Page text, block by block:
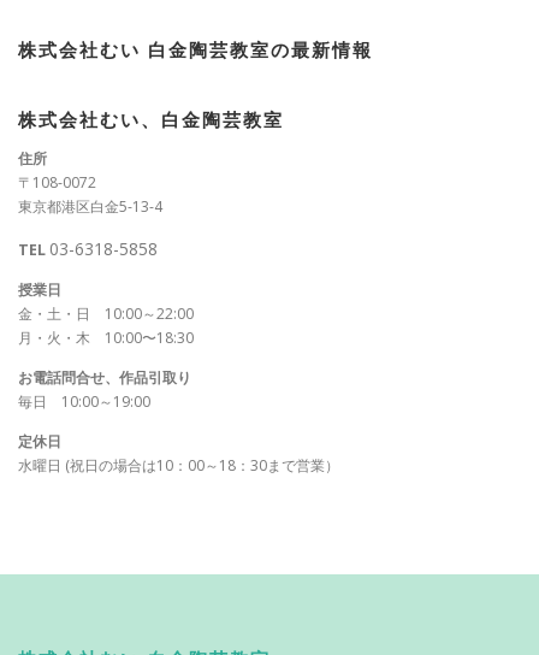
株式会社むい 白金陶芸教室の最新情報
株式会社むい、白金陶芸教室
住所
〒108-0072
東京都港区白金5-13-4
TEL 03-6318-5858
授業日
金・土・日 10:00～22:00
月・火・木 10:00〜18:30
お電話問合せ、作品引取り
毎日 10:00～19:00
定休日
水曜日 (祝日の場合は10：00～18：30まで営業）